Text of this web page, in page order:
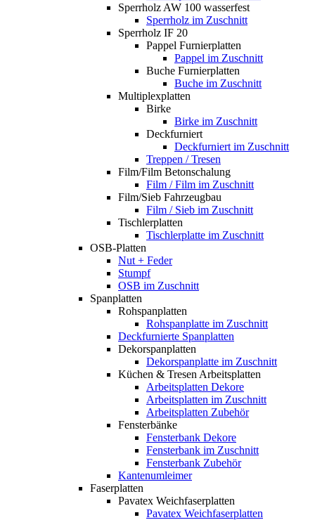
Sperrholz AW 100 wasserfest
Sperrholz im Zuschnitt
Sperrholz IF 20
Pappel Furnierplatten
Pappel im Zuschnitt
Buche Furnierplatten
Buche im Zuschnitt
Multiplexplatten
Birke
Birke im Zuschnitt
Deckfurniert
Deckfurniert im Zuschnitt
Treppen / Tresen
Film/Film Betonschalung
Film / Film im Zuschnitt
Film/Sieb Fahrzeugbau
Film / Sieb im Zuschnitt
Tischlerplatten
Tischlerplatte im Zuschnitt
OSB-Platten
Nut + Feder
Stumpf
OSB im Zuschnitt
Spanplatten
Rohspanplatten
Rohspanplatte im Zuschnitt
Deckfurnierte Spanplatten
Dekorspanplatten
Dekorspanplatte im Zuschnitt
Küchen & Tresen Arbeitsplatten
Arbeitsplatten Dekore
Arbeitsplatten im Zuschnitt
Arbeitsplatten Zubehör
Fensterbänke
Fensterbank Dekore
Fensterbank im Zuschnitt
Fensterbank Zubehör
Kantenumleimer
Faserplatten
Pavatex Weichfaserplatten
Pavatex Weichfaserplatten